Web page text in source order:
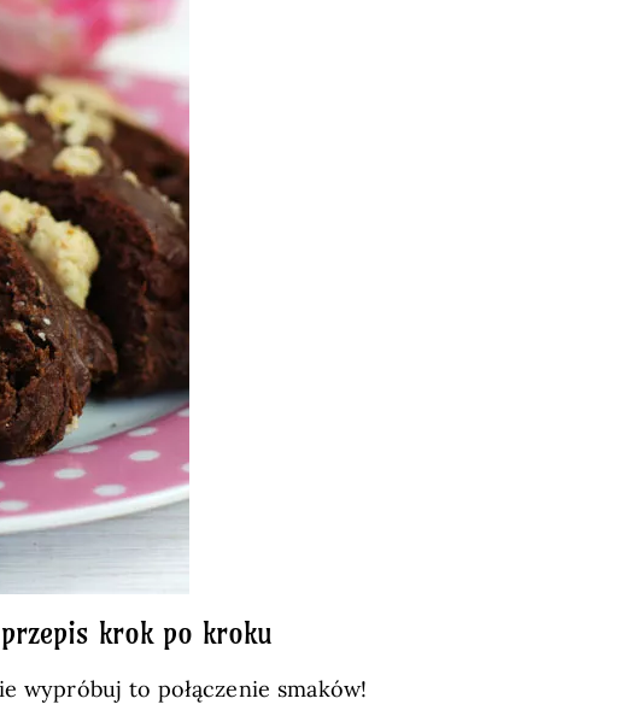
krok po kroku
wypróbuj to połączenie smaków!